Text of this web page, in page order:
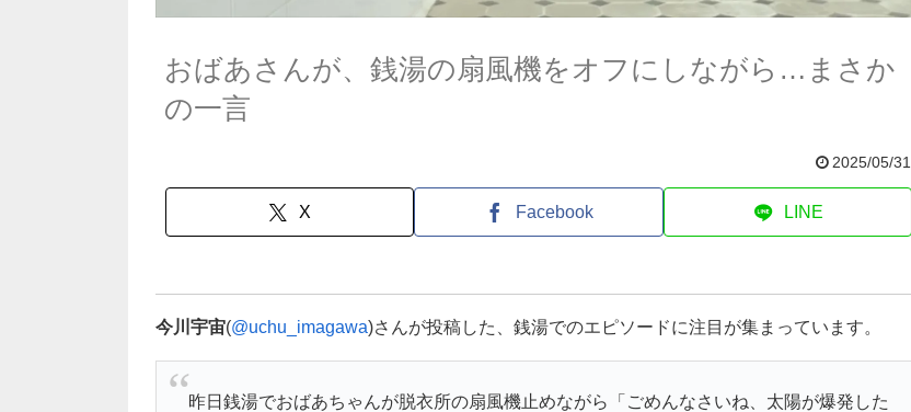
おばあさんが、銭湯の扇風機をオフにしながら…まさか
の一言
2025/05/31
X Facebook LINE
今川宇宙(@uchu_imagawa)さんが投稿した、銭湯でのエピソードに注目が集まっています。
昨日銭湯でおばあちゃんが脱衣所の扇風機止めながら「ごめんなさいね、太陽が爆発した